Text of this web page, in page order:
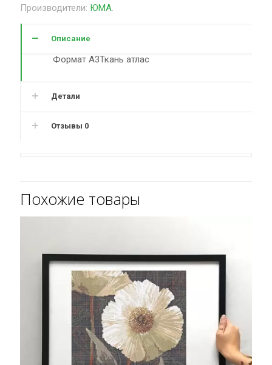
Производители: ЮМА.
Описание
Формат А3Ткань атлас
Детали
Отзывы 0
Похожие товары